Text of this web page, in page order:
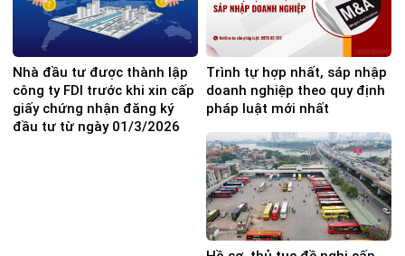
Nhà đầu tư được thành lập
công ty FDI trước khi xin cấp
giấy chứng nhận đăng ký
đầu tư từ ngày 01/3/2026
Trình tự hợp nhất, sáp nhập
doanh nghiệp theo quy định
pháp luật mới nhất